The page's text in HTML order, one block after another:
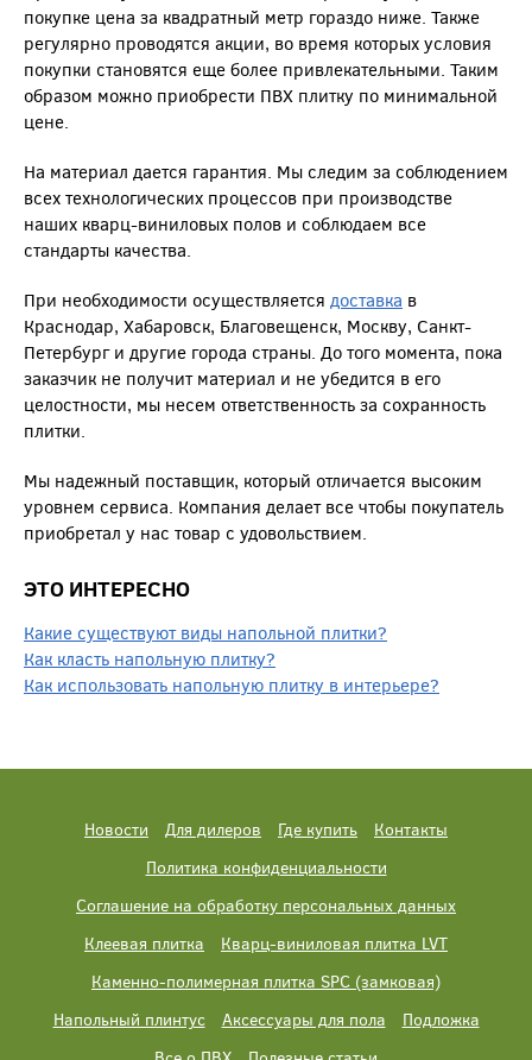
покупке цена за квадратный метр гораздо ниже. Также
регулярно проводятся акции, во время которых условия
покупки становятся еще более привлекательными. Таким
образом можно приобрести ПВХ плитку по минимальной
цене.
На материал дается гарантия. Мы следим за соблюдением
всех технологических процессов при производстве
наших кварц-виниловых полов и соблюдаем все
стандарты качества.
При необходимости осуществляется доставка в
Краснодар, Хабаровск, Благовещенск, Москву, Санкт-
Петербург и другие города страны. До того момента, пока
заказчик не получит материал и не убедится в его
целостности, мы несем ответственность за сохранность
плитки.
Мы надежный поставщик, который отличается высоким
уровнем сервиса. Компания делает все чтобы покупатель
приобретал у нас товар с удовольствием.
ЭТО ИНТЕРЕСНО
Какие существуют виды напольной плитки?
Как класть напольную плитку?
Как использовать напольную плитку в интерьере?
Новости Для дилеров Где купить
Контакты
Политика конфиденциальности
Соглашение на обработку персональных данных
Клеевая плитка
Кварц-виниловая плитка LVT
Каменно-полимерная плитка SPC (замковая)
Напольный плинтус
Аксессуары для пола
Подложка